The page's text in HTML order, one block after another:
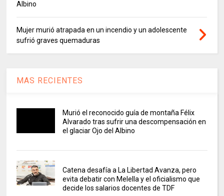
Albino
Mujer murió atrapada en un incendio y un adolescente
sufrió graves quemaduras
MAS RECIENTES
Murió el reconocido guía de montaña Félix
Alvarado tras sufrir una descompensación en
el glaciar Ojo del Albino
Catena desafía a La Libertad Avanza, pero
evita debatir con Melella y el oficialismo que
decide los salarios docentes de TDF